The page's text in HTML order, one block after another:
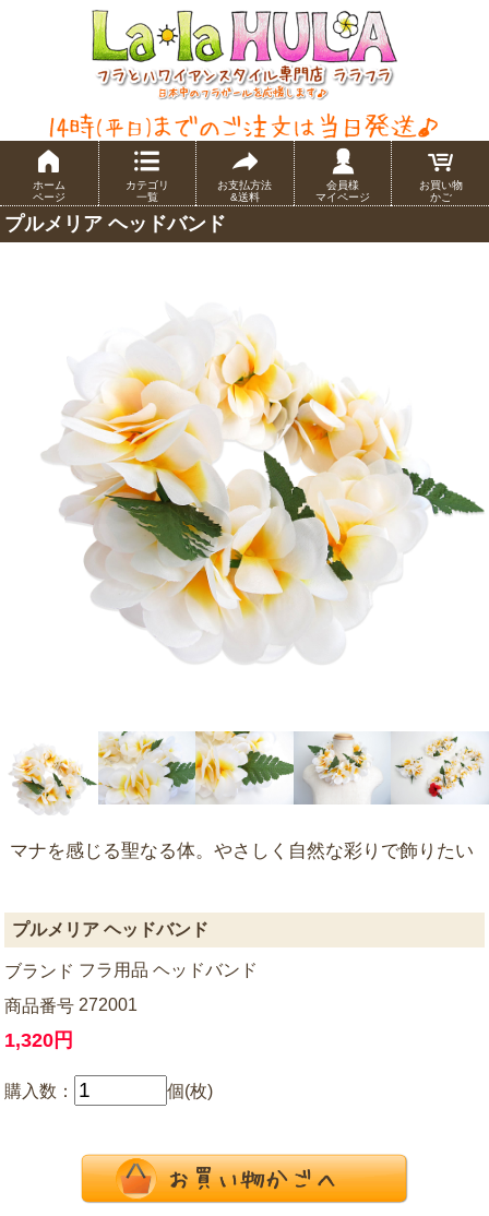
ホーム
ページ
カテゴリ
一覧
お支払方法
&送料
会員様
マイページ
お買い物
かご
プルメリア ヘッドバンド
マナを感じる聖なる体。やさしく自然な彩りで飾りたい
プルメリア ヘッドバンド
ブランド フラ用品 ヘッドバンド
商品番号272001
1,320円
購入数： 個(枚)